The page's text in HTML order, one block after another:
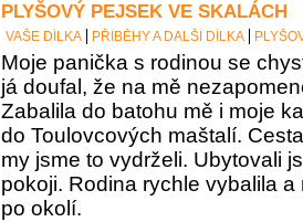
PLYŠOVÝ PEJSEK VE SKALÁCH
VAŠE DÍLKA PŘÍBĚHY A DALŠÍ DÍLKA
Moje panička s rodinou se
já doufal, že na mě
Zabalila do batohu mě i moje
do Toulovcových maštalí.
my jsme to vydrželi. Ubytovali
pokoji. Rodina rychle vybalila
po okolí.